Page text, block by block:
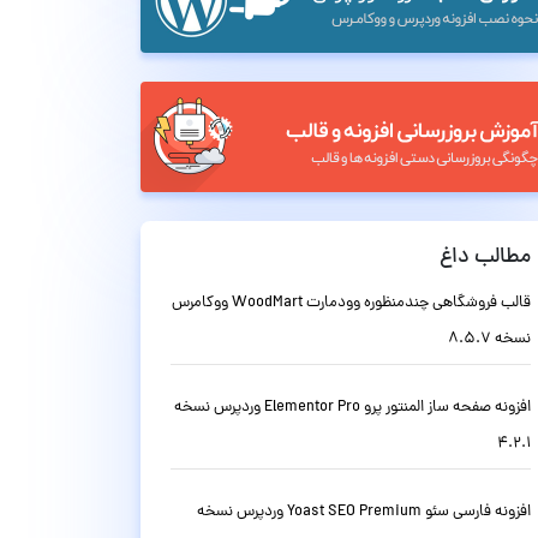
مطالب داغ
قالب فروشگاهی چندمنظوره وودمارت WoodMart ووکامرس
نسخه 8.5.7
افزونه صفحه ساز المنتور پرو Elementor Pro وردپرس نسخه
4.2.1
افزونه فارسی سئو Yoast SEO Premium وردپرس نسخه